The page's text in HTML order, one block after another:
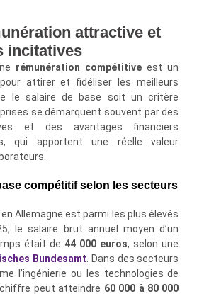
attractive et
incitatives
rémunération compétitive est un
attirer et fidéliser les meilleurs
le salaire de base soit un critère
se démarquent souvent par des
et des avantages financiers
qui apportent une réelle valeur
compétitif selon les secteurs
Allemagne est parmi les plus élevés
le salaire brut annuel moyen d’un
était de 44 000 euros, selon une
Bundesamt. Dans des secteurs
l’ingénierie ou les technologies de
chiffre peut atteindre 60 000 à 80 000